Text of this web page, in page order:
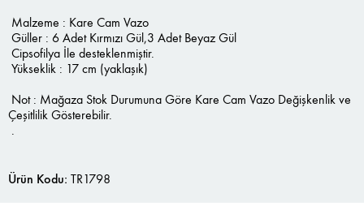
Malzeme : Kare Cam Vazo
Güller : 6 Adet Kırmızı Gül,3 Adet Beyaz Gül
Cipsofilya İle desteklenmiştir.
Yükseklik : 17 cm (yaklaşık)
Not : Mağaza Stok Durumuna Göre Kare Cam Vazo Değişkenlik ve
Çeşitlilik Gösterebilir.
.
Ürün Kodu: TR1798